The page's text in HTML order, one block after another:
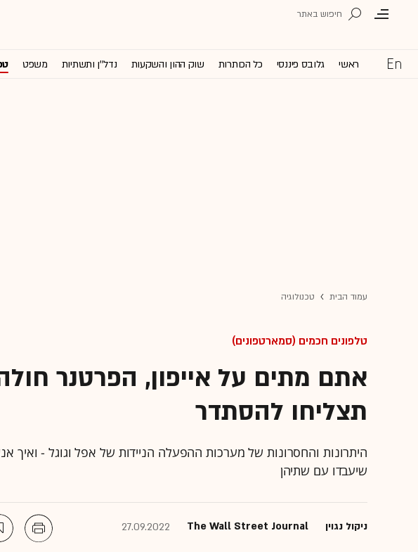
ראשי גלובס פיננסי כל הכותרות שוק ההון והשקעות נדל''ן ותשתיות משפט
עמוד הבית טכנולוגיה
טלפונים חכמים (סמארטפונים)
אתם מתים על אייפון, הפרטנר
תצליחו להסתדר
היתרונות והחסרונות של מערכות ההפעלה הניידות של אפל וגוגל - ואיך
שיעבדו עם שתיהן
ניקול נגוין The Wall Street Journal
27.09.2022